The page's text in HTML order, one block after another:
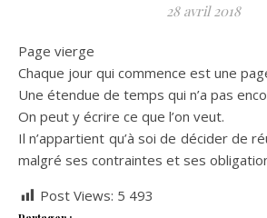
28 avril 2018
Page vierge
Chaque jour qui commence est une
Une étendue de temps qui n’a pas
On peut y écrire ce que l’on veut.
Il n’appartient qu’à soi de décider de
malgré ses contraintes et ses
Post Views: 5 493